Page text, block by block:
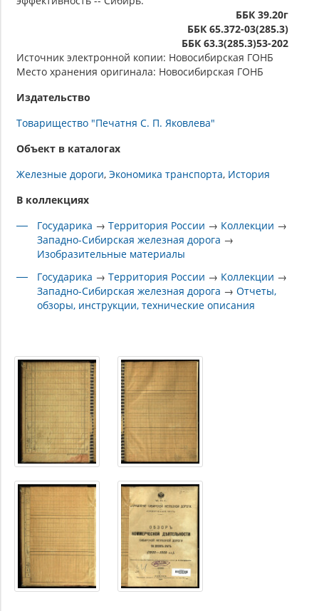
ББК 39.20г
ББК 65.372-03(285.3)
ББК 63.3(285.3)53-202
Источник электронной копии: Новосибирская ГОНБ
Место хранения оригинала: Новосибирская ГОНБ
Издательство
Товарищество "Печатня С. П. Яковлева"
Объект в каталогах
Железные дороги Экономика транспорта История
В коллекциях
Государика →Территория России → Коллекции →
Западно-Сибирская железная дорога →
Изобразительные материалы
Государика →Территория России → Коллекции →
Западно-Сибирская железная дорога →Отчеты,
обзоры, инструкции, технические описания